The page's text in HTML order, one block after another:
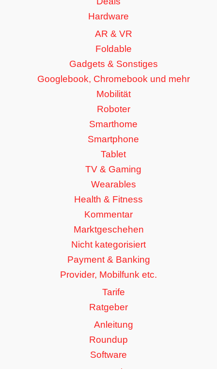
Hardware
AR & VR
Foldable
Gadgets & Sonstiges
Googlebook, Chromebook und mehr
Mobilität
Roboter
Smarthome
Smartphone
Tablet
TV & Gaming
Wearables
Health & Fitness
Kommentar
Marktgeschehen
Nicht kategorisiert
Payment & Banking
Provider, Mobilfunk etc.
Tarife
Ratgeber
Anleitung
Roundup
Software